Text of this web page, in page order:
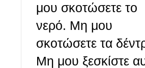
μου σκοτώσετε το
νερό. Μη μου
σκοτώσετε τα
Μη μου ξεσκίστε